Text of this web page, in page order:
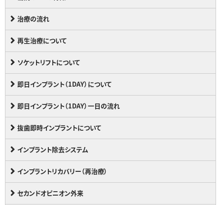
治療の流れ
再生治療について
ソケットリフトについて
即日インプラント（1DAY）について
即日インプラント（1DAY）一日の流れ
抜歯即時インプラントについて
インプラント除去システム
インプラントリカバリー（再治療）
セカンドオピニオン外来